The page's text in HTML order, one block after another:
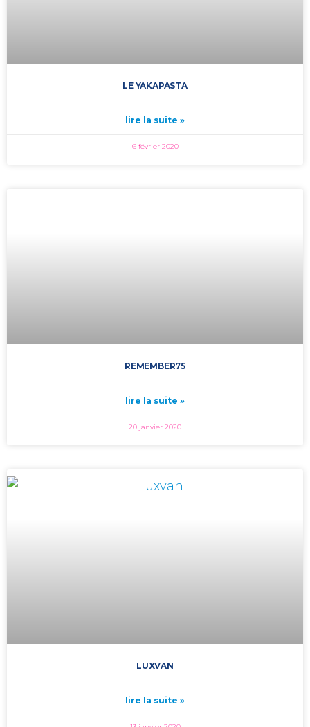
LE YAKAPASTA
lire la suite »
6 février 2020
REMEMBER75
lire la suite »
20 janvier 2020
LUXVAN
lire la suite »